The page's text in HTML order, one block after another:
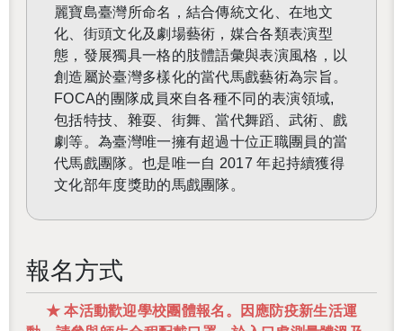
麗寶島臺灣所命名，結合傳統文化、在地文
化、街頭文化及劇場藝術，媒合各類表演型
態，發展獨具一格的肢體語彙與表演風格，以
創造屬於臺灣多樣化的當代馬戲藝術為宗旨。
FOCA的團隊成員來自各種不同的表演領域,
包括特技、雜耍、街舞、當代舞蹈、武術、戲
劇等。為臺灣唯一擁有超過十位正職團員的當
代馬戲團隊。也是唯一自 2017 年起持續獲得
文化部年度獎助的馬戲團隊。
報名方式
★ 本活動歡迎學校團體報名。因應防疫新生活運